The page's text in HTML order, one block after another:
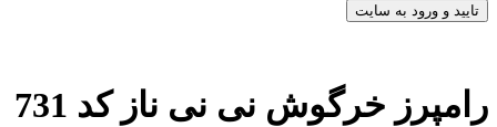
تایید و ورود به سایت
رامپرز خرگوش نی نی ناز کد 731